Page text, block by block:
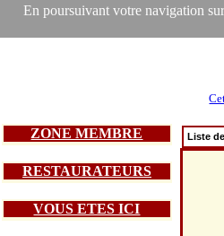
En poursuivant votre navigation
ZONE MEMBRE
RESTAURATEURS
VOUS ETES ICI
Liste